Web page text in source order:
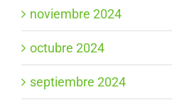
noviembre 2024
octubre 2024
septiembre 2024